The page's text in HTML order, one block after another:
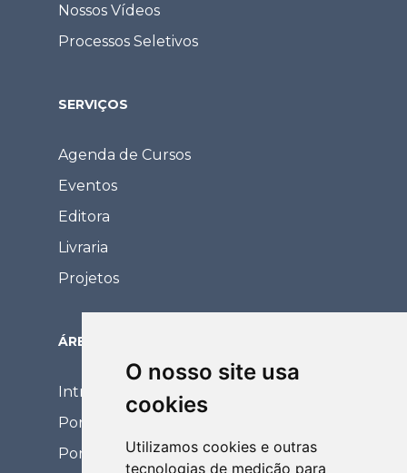
O nosso site usa
cookies
Utilizamos cookies e outras
tecnologias de medição para
Nossos Vídeos
Processos Seletivos
SERVIÇOS
Agenda de Cursos
Eventos
Editora
Livraria
Projetos
ÁREA RESTRITA
Intranet
Portal Eventos
Portal Coordenador